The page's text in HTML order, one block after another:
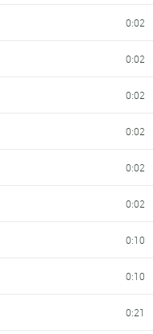
0:02
0:02
0:02
0:02
0:02
0:02
0:10
0:10
0:21